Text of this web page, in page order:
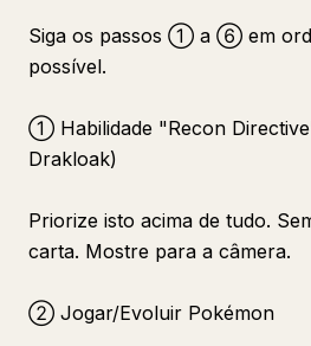
Siga os passos ① a ⑥ em
possível.
① Habilidade "Recon
Drakloak)
Priorize isto acima de tudo.
carta. Mostre para a câmera.
② Jogar/Evoluir Pokémon